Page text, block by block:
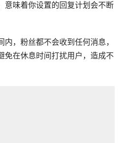
意味着你设置的回复计划会不断
，粉丝都不会收到任何消息，
免在休息时间打扰用户，造成不